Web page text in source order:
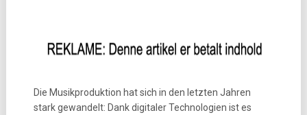
Die Musikproduktion hat sich in den letzten Jahren
stark gewandelt: Dank digitaler Technologien ist es